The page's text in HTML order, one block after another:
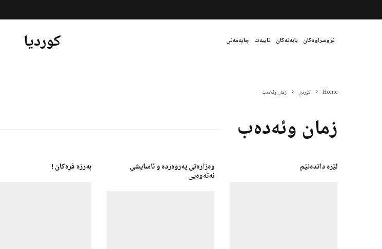
نووسراوەکان بابەتەکان تایبەت چاپەمەنی کوردیا
Home کوردی زمان وئەدەب
زمان وئەدەب
لێرە داتدەنێم وەزارەتی پەروەردە و ئاسایشی
نەتەوەیی
بەرزە فڕەکان !